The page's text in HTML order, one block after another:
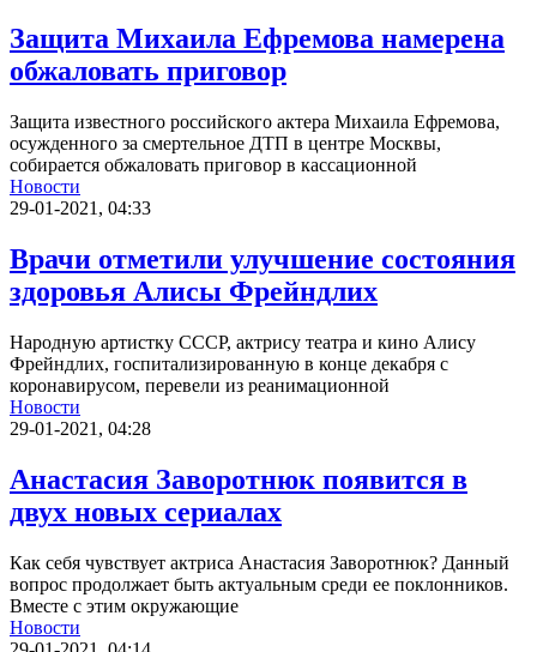
Защита Михаила Ефремова намерена
обжаловать приговор
Защита известного российского актера Михаила Ефремова,
осужденного за смертельное ДТП в центре Москвы,
собирается обжаловать приговор в кассационной
Новости
29-01-2021, 04:33
Врачи отметили улучшение состояния
здоровья Алисы Фрейндлих
Народную артистку СССР, актрису театра и кино Алису
Фрейндлих, госпитализированную в конце декабря с
коронавирусом, перевели из реанимационной
Новости
29-01-2021, 04:28
Анастасия Заворотнюк появится в
двух новых сериалах
Как себя чувствует актриса Анастасия Заворотнюк? Данный
вопрос продолжает быть актуальным среди ее поклонников.
Вместе с этим окружающие
Новости